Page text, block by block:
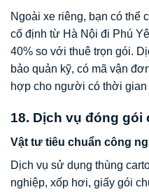
Ngoài xe riêng, bạn có thể
cố định từ Hà Nội đi Phú
40% so với thuê trọn gói.
bảo quản kỹ, có mã vận
hợp cho người có thời gian
18. Dịch vụ đóng gói
Vật tư tiêu chuẩn công
Dịch vụ sử dụng thùng
nghiệp, xốp hơi, giấy gói